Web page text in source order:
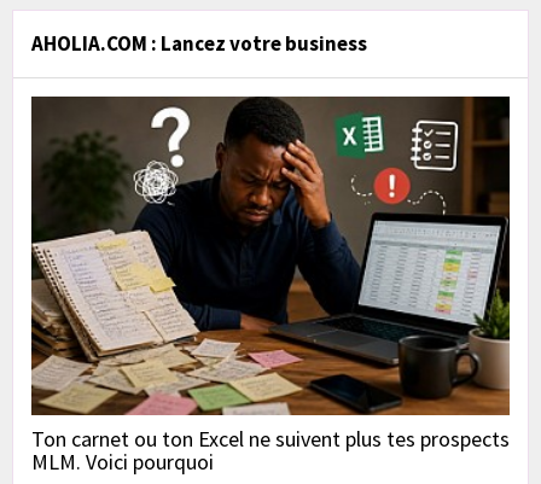
AHOLIA.COM : Lancez votre business
Ton carnet ou ton Excel ne suivent plus tes prospects
MLM. Voici pourquoi